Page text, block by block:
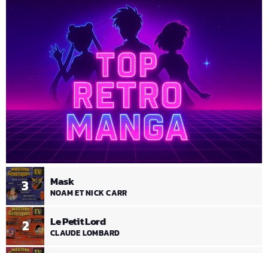
2 Le Petit Lord
CLAUDE LOMBARD
3 Mask
NOAM ET NICK CARR